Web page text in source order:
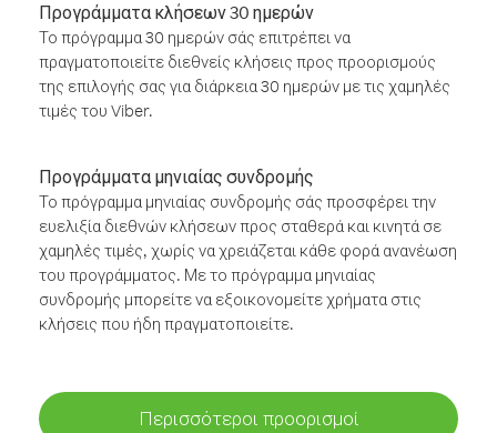
Προγράμματα κλήσεων 30 ημερών
Το πρόγραμμα 30 ημερών σάς επιτρέπει να
πραγματοποιείτε διεθνείς κλήσεις προς προορισμούς
της επιλογής σας για διάρκεια 30 ημερών με τις χαμηλές
τιμές του Viber.
Προγράμματα μηνιαίας συνδρομής
Το πρόγραμμα μηνιαίας συνδρομής σάς προσφέρει την
ευελιξία διεθνών κλήσεων προς σταθερά και κινητά σε
χαμηλές τιμές, χωρίς να χρειάζεται κάθε φορά ανανέωση
του προγράμματος. Με το πρόγραμμα μηνιαίας
συνδρομής μπορείτε να εξοικονομείτε χρήματα στις
κλήσεις που ήδη πραγματοποιείτε.
Περισσότεροι προορισμοί